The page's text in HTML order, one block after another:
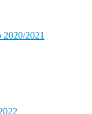
2020/2021